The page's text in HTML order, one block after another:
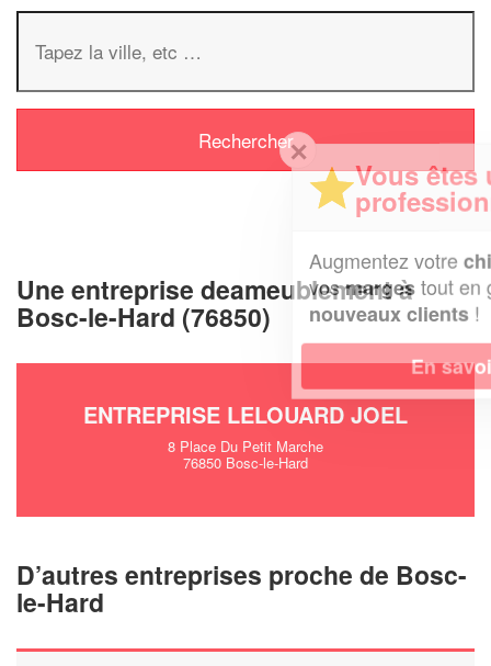
Une entreprise deameublement à
Bosc-le-Hard (76850)
ENTREPRISE LELOUARD JOEL
8 Place Du Petit Marche
76850 Bosc-le-Hard
D’autres entreprises proche de Bosc-
le-Hard
Vous êtes un
professionnel ?
chiffre d'affaireset
vosmargestout en gagnant de
nouveaux clients
En savoir plus